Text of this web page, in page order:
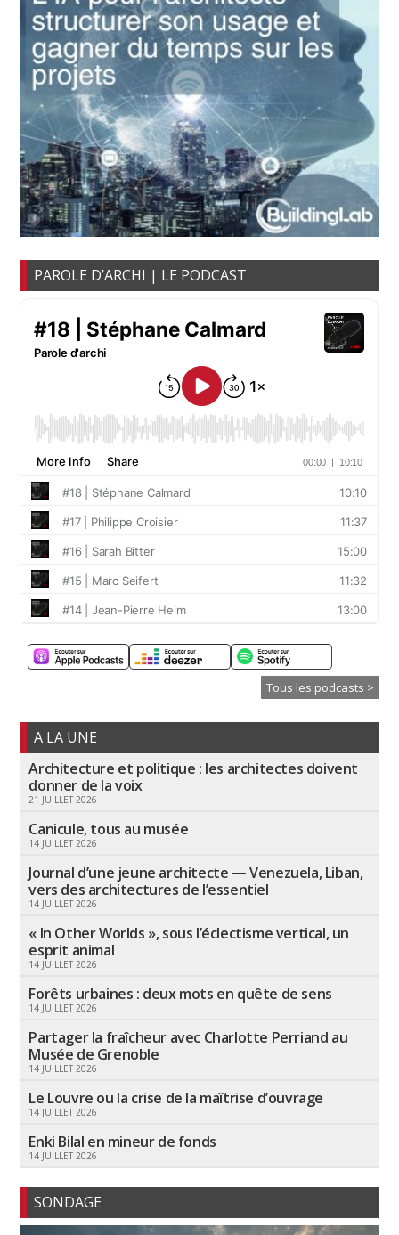
PAROLE D’ARCHI | LE PODCAST
Tous les podcasts >
A LA UNE
Architecture et politique : les architectes doivent
donner de la voix
21 JUILLET 2026
Canicule, tous au musée
14 JUILLET 2026
Journal d’une jeune architecte — Venezuela, Liban,
vers des architectures de l’essentiel
14 JUILLET 2026
« In Other Worlds », sous l’éclectisme vertical, un
esprit animal
14 JUILLET 2026
Forêts urbaines : deux mots en quête de sens
14 JUILLET 2026
Partager la fraîcheur avec Charlotte Perriand au
Musée de Grenoble
14 JUILLET 2026
Le Louvre ou la crise de la maîtrise d’ouvrage
14 JUILLET 2026
Enki Bilal en mineur de fonds
14 JUILLET 2026
SONDAGE